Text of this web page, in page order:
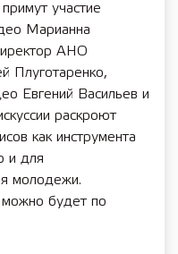
участие
Марианна
АНО
Плуготаренко,
Евгений Васильев и
раскроют
как инструмента
и для
молодежи.
можно будет по